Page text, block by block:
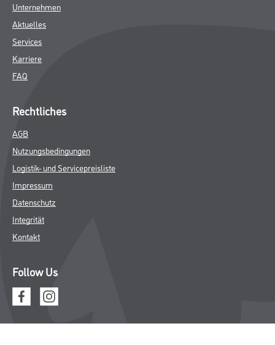
Unternehmen
Aktuelles
Services
Karriere
FAQ
Rechtliches
AGB
Nutzungsbedingungen
Logistik- und Servicepreisliste
Impressum
Datenschutz
Integrität
Kontakt
Follow Us